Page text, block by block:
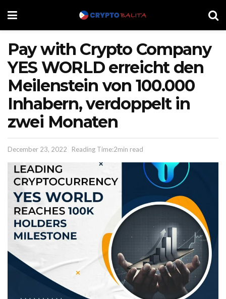
Pay with Crypto Company
YES WORLD erreicht den
Meilenstein von 100.000
Inhabern, verdoppelt in
zwei Monaten
December 23, 2022 Reading Time:2min read